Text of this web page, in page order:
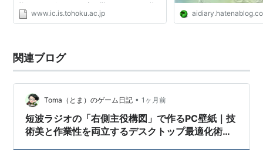
教えてもらうお! やる夫で学ぶディジタル信
号処理 東北大学 未踏スケールデータアナリ
www.ic.is.tohoku.ac.jp
関連ブログ
Toma（とま）のゲーム日記 • 1ヶ月前
短波ラジオの「右側主役構図」で作るPC壁紙｜技
術美と作業性を両立するデスクトップ最適化術｜